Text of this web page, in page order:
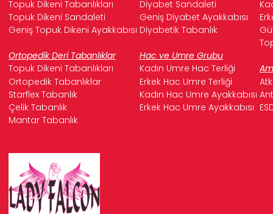
Topuk Dikeni Tabanlıkları
Diyabet Sandaleti
Topuk Dikeni Sandaleti
Geniş Diyabet Ayakkabısı
Geniş Topuk Dikeni Ayakkabısı Diyabetik Tabanlık
Ortopedik Deri Tabanlıklar
Hac ve Umre Grubu
Topuk Dikeni Tabanlıkları
Kadın Umre Hac Terliği
Ortopedik Tabanlıklar
Erkek Hac Umre Terliği
Starflex Tabanlık
Kadın Hac Umre Ayakkabısı
Çelik Tabanlık
Erkek Hac Umre Ayakkabısı
Mantar Tabanlık